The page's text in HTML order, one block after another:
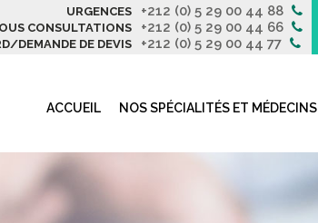
URGENCES +212 (0) 5 29 00 44 88
CONSULTATIONS +212 (0) 5 29 00 44 66
DEMANDE DE DEVIS +212 (0) 5 29 00 44 77
ACCUEIL NOS SPÉCIALITÉS ET MÉDECINS